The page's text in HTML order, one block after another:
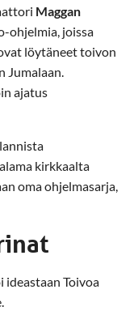
Maggan
ohjelmia, joissa
löytäneet toivon
Jumalaan.
ajatus
kirkkaalta
oma ohjelmasarja,
Toivoa